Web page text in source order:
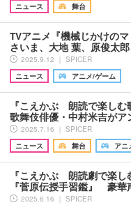
ニュース
舞台
TVアニメ『機械じかけの
さいま、大地 葉、原俊太
2025.9.12 ｜ SPICER
ニュース
アニメ/ゲーム
『こえかぶ 朗読で楽しむ
歌舞伎俳優・中村米吉が
2025.7.16 ｜ SPICER
ニュース
舞台 アニ
『こえかぶ 朗読劇で楽し
『菅原伝授手習鑑』 豪
2025.6.16 ｜ SPICER